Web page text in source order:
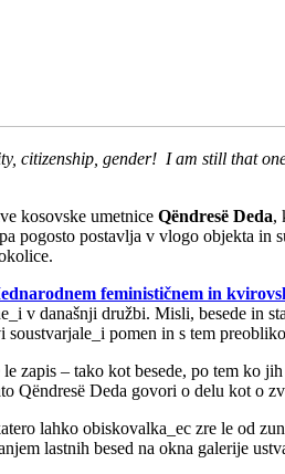
citizenship, gender! I am still that
kosovske umetnice Qëndresë Deda,
pogosto postavlja v vlogo objekta
feminističnem in
v današnji družbi. Misli, besede in
pomen in s tem
zapis – tako kot besede, po tem ko
Qëndresë Deda govori o delu kot o
lahko obiskovalka_ec zre le od
lastnih besed na okna galerije